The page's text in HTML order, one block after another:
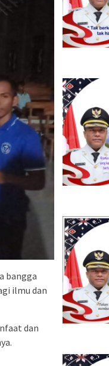
bangga
ilmu dan
dan